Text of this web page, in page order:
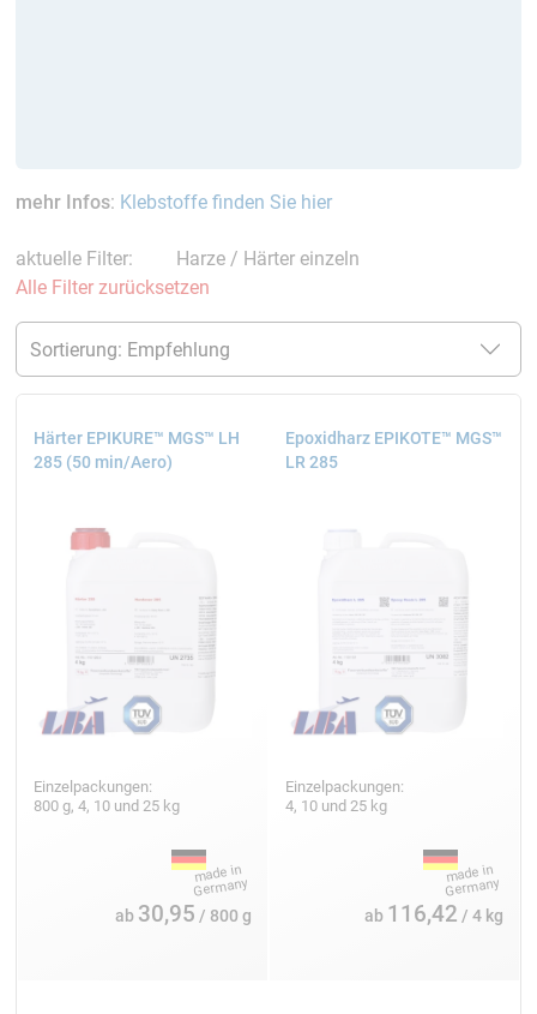
mehr Infos: Klebstoffe finden Sie hier
aktuelle Filter:
Harze / Härter einzeln
Alle Filter zurücksetzen
Härter EPIKURE™ MGS™ LH
285 (50 min/Aero)
Einzelpackungen:
800 g, 4, 10 und 25 kg
ab 30,95 / 800 g
Epoxidharz EPIKOTE™ MGS™
LR 285
Einzelpackungen:
4, 10 und 25 kg
ab 116,42 / 4 kg